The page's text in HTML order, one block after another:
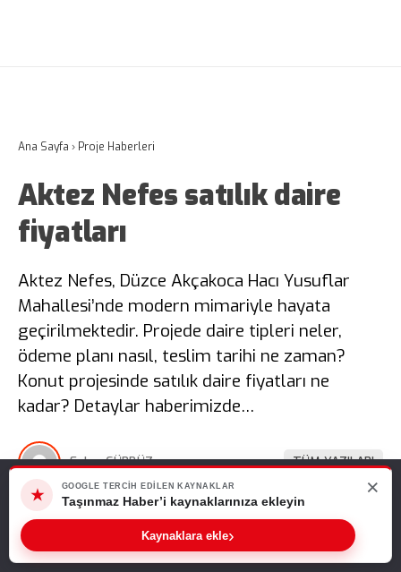
Ana Sayfa › Proje Haberleri
Aktez Nefes satılık daire
fiyatları
Aktez Nefes, Düzce Akçakoca Hacı Yusuflar
Mahallesi’nde modern mimariyle hayata
geçirilmektedir. Projede daire tipleri neler,
ödeme planı nasıl, teslim tarihi ne zaman?
Konut projesinde satılık daire fiyatları ne
kadar? Detaylar haberimizde…
Fulya GÜRBÜZ TÜM YAZILARI
Giriş: 07-08-2026 14:54 Proje Haberleri
Web sitemizde size en iyi deneyimi sunabilmemiz için çerezleri
kullanıyoruz. Bu siteyi kullanmaya devam ederseniz, bunu kabul
ettiğinizi varsayarız.
Tamam
★
GOOGLE TERCIH EDILEN KAYNAKLAR
Taşınmaz Haber’i kaynaklarınıza ekleyin
Kaynaklara ekle›
×